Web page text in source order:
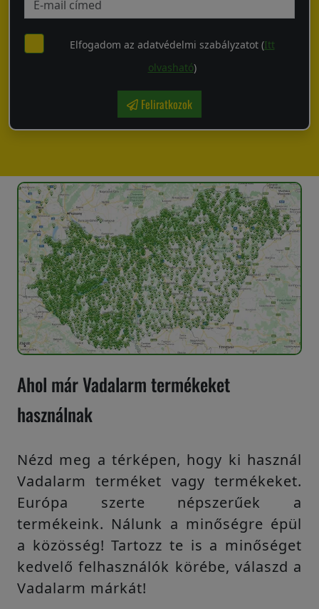
Elfogadom az adatvédelmi szabályzatot (Itt
olvasható)
Feliratkozok
Ahol már Vadalarm termékeket
használnak
Nézd meg a térképen, hogy ki használ
Vadalarm terméket vagy termékeket.
Európa szerte népszerűek a
termékeink. Nálunk a minőségre épül
a közösség! Tartozz te is a minőséget
kedvelő felhasználók körébe, válaszd a
Vadalarm márkát!